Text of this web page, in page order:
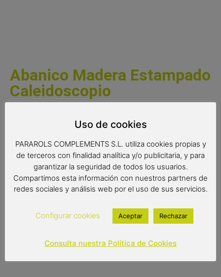
Abanico Madera Estampado
Caleidoscopio
abanico de calidad , muy práctico y ideal para refrescarse
abanico es un bonito y original regalo.
Medidas 23 cm cerrado.
13,50€ (IVA incluido)
Out of stock
Uso de cookies
PARAROLS COMPLEMENTS S.L. utiliza cookies propias y
de terceros con finalidad analítica y/o publicitaria, y para
garantizar la seguridad de todos los usuarios.
Compartimos esta información con nuestros partners de
redes sociales y análisis web por el uso de sus servicios.
Configurar cookies Aceptar Rechazar
Consulta nuestra Política de Cookies